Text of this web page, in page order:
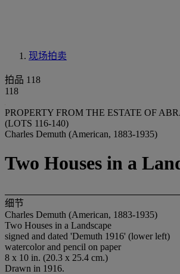
现场拍卖
拍品 118
118
PROPERTY FROM THE ESTATE OF
(LOTS 116-140)
Charles Demuth (American, 1883-1935)
Two Houses in a
细节
Charles Demuth (American, 1883-1935)
Two Houses in a Landscape
signed and dated 'Demuth 1916' (lower left)
watercolor and pencil on paper
8 x 10 in. (20.3 x 25.4 cm.)
Drawn in 1916.